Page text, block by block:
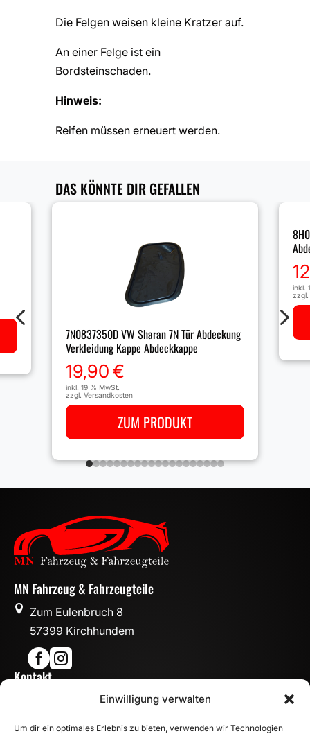
Einwilligung verwalten
Um dir ein optimales Erlebnis zu bieten, verwenden wir Technologien
Die Felgen weisen kleine Kratzer auf.
An einer Felge ist ein
Bordsteinschaden.
Hinweis:
Reifen müssen erneuert werden.
DAS KÖNNTE DIR GEFALLEN
7N0837350D VW Sharan 7N Tür Abdeckung
Verkleidung Kappe Abdeckkappe
19,90€
inkl. 19 % MwSt.
zzgl. Versandkosten
ZUM PRODUKT
inkl.
zzgl.
4 5
MN Fahrzeug & Fahrzeugteile

Zum Eulenbruch 8
57399 Kirchhundem

Kontakt
info@mn-fahrzeugteile.de
